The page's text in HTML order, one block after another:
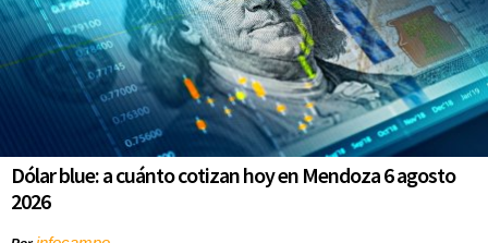
Dólar blue: a cuánto cotizan hoy en Mendoza 6 agosto
2026